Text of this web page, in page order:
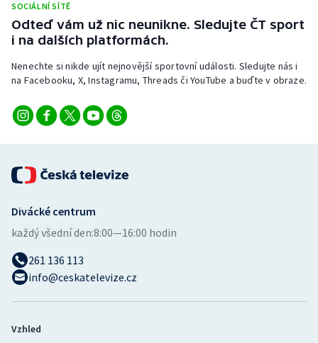
SOCIÁLNÍ SÍTĚ
Odteď vám už nic neunikne. Sledujte ČT sport
i na dalších platformách.
Nenechte si nikde ujít nejnovější sportovní události. Sledujte nás i
na Facebooku, X, Instagramu, Threads či YouTube a buďte v obraze.
Divácké centrum
každý všední den:8:00—16:00 hodin
261 136 113
info@ceskatelevize.cz
Vzhled